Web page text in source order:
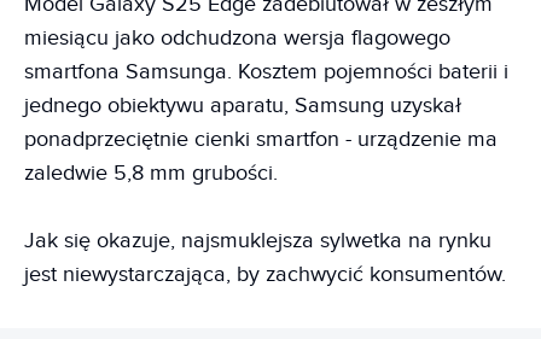
miesiącu jako odchudzona wersja flagowego
smartfona Samsunga. Kosztem pojemności baterii i
jednego obiektywu aparatu, Samsung uzyskał
ponadprzeciętnie cienki smartfon - urządzenie ma
zaledwie 5,8 mm grubości.
Jak się okazuje, najsmuklejsza sylwetka na rynku
jest niewystarczająca, by zachwycić konsumentów.